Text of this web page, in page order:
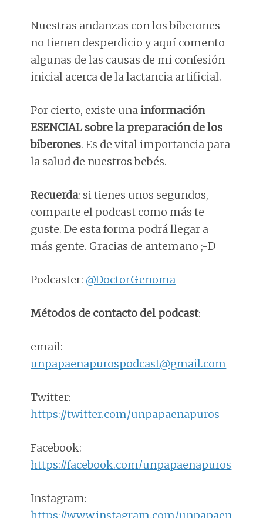
Nuestras andanzas con los biberones
no tienen desperdicio y aquí comento
algunas de las causas de mi confesión
inicial acerca de la lactancia artificial.
Por cierto, existe unainformación
ESENCIAL sobre la preparación de los
biberones. Es de vital importancia para
la salud de nuestros bebés.
Recuerda: si tienes unos segundos,
comparte el podcast como más te
guste. De esta forma podrá llegar a
más gente. Gracias de antemano ;-D
Podcaster: @DoctorGenoma
Métodos de contacto del podcast:
email:
unpapaenapurospodcast@gmail.com
Twitter:
https://twitter.com/unpapaenapuros
Facebook:
https://facebook.com/unpapaenapuros
Instagram: